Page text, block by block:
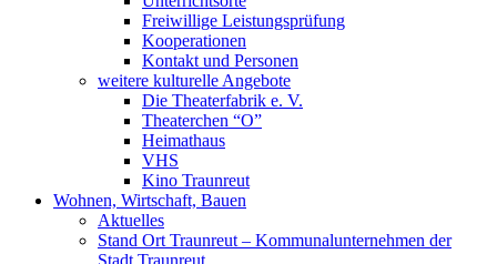
Freiwillige Leistungsprüfung
Kooperationen
Kontakt und Personen
weitere kulturelle Angebote
Die Theaterfabrik e. V.
Theaterchen “O”
Heimathaus
VHS
Kino Traunreut
Wohnen, Wirtschaft, Bauen
Aktuelles
Stand Ort Traunreut – Kommunalunternehmen der
Stadt Traunreut